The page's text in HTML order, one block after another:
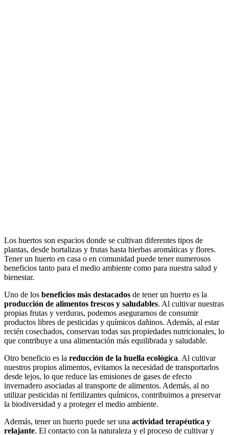
Los huertos son espacios donde se cultivan diferentes tipos de
plantas, desde hortalizas y frutas hasta hierbas aromáticas y flores.
Tener un huerto en casa o en comunidad puede tener numerosos
beneficios tanto para el medio ambiente como para nuestra salud y
bienestar.
Uno de los beneficios más destacados de tener un huerto es la
producción de alimentos frescos y saludables. Al cultivar nuestras
propias frutas y verduras, podemos asegurarnos de consumir
productos libres de pesticidas y químicos dañinos. Además, al estar
recién cosechados, conservan todas sus propiedades nutricionales, lo
que contribuye a una alimentación más equilibrada y saludable.
Otro beneficio es la reducción de la huella ecológica. Al cultivar
nuestros propios alimentos, evitamos la necesidad de transportarlos
desde lejos, lo que reduce las emisiones de gases de efecto
invernadero asociadas al transporte de alimentos. Además, al no
utilizar pesticidas ni fertilizantes químicos, contribuimos a preservar
la biodiversidad y a proteger el medio ambiente.
Además, tener un huerto puede ser una actividad terapéutica y
relajante. El contacto con la naturaleza y el proceso de cultivar y